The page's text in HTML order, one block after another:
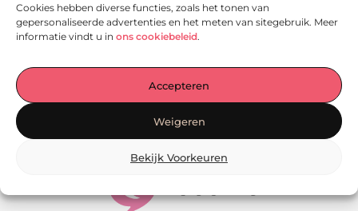
Cookies hebben diverse functies, zoals het tonen van
gepersonaliseerde advertenties en het meten van sitegebruik. Meer
informatie vindt u in ons cookiebeleid.
Accepteren
Weigeren
Bekijk Voorkeuren